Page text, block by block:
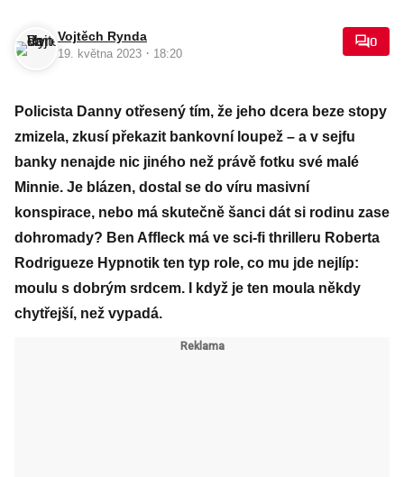
Vojtěch Rynda
19. května 2023 · 18:20
0
Policista Danny otřesený tím, že jeho dcera beze stopy
zmizela, zkusí překazit bankovní loupež – a v sejfu
banky nenajde nic jiného než právě fotku své malé
Minnie. Je blázen, dostal se do víru masivní
konspirace, nebo má skutečně šanci dát si rodinu zase
dohromady? Ben Affleck má ve sci-fi thrilleru Roberta
Rodrigueze Hypnotik ten typ role, co mu jde nejlíp:
moulu s dobrým srdcem. I když je ten moula někdy
chytřejší, než vypadá.